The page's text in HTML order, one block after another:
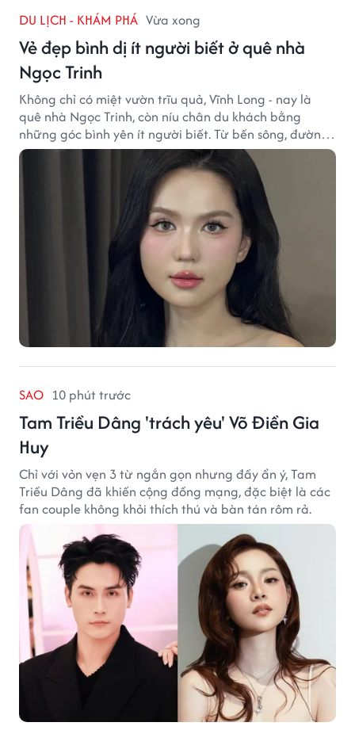
DU LỊCH - KHÁM PHÁ Vừa xong
Vẻ đẹp bình dị ít người biết ở quê nhà
Ngọc Trinh
Không chỉ có miệt vườn trĩu quả, Vĩnh Long - nay là
quê nhà Ngọc Trinh, còn níu chân du khách bằng
những góc bình yên ít người biết. Từ bến sông, đường
quê đến nhịp sống chậm rãi, tất cả tạo nên sức hút rất
riêng của vùng đất miền Tây.
SAO 10 phút trước
Tam Triều Dâng 'trách yêu' Võ Điền Gia
Huy
Chỉ với vỏn vẹn 3 từ ngắn gọn nhưng đầy ẩn ý, Tam
Triều Dâng đã khiến cộng đồng mạng, đặc biệt là các
fan couple không khỏi thích thú và bàn tán rôm rả.